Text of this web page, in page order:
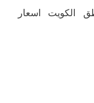
الكويت اسعار